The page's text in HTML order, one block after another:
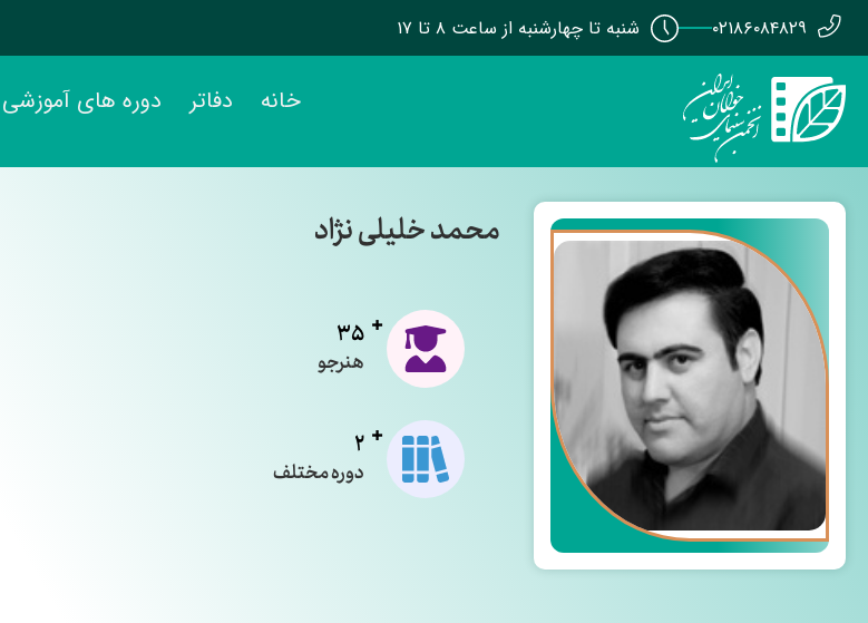
۰۲۱۸۶۰۸۴۸۲۹ شنبه تا چهارشنبه از ساعت ۸ تا ۱۷
خانه دفاتر دوره های آموزشی
محمد خلیلی نژاد
35
هنرجو
2
دوره مختلف